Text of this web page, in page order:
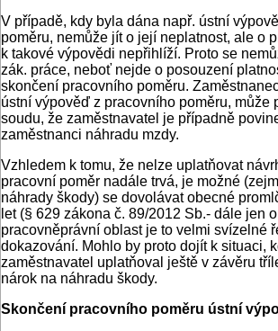
V případě, kdy byla dána např. ústní
poměru, nemůže jít o její neplatnost, ale o
k takové výpovědi nepřihlíží. Proto se
zák. práce, neboť nejde o posouzení
skončení pracovního poměru.
ústní výpověď z pracovního poměru, může
soudu, že zaměstnavatel je případně
zaměstnanci náhradu mzdy.
Vzhledem k tomu, že nelze uplatňovat
pracovní poměr nadále trvá, je možné
náhrady škody) se dovolávat obecné
let (§ 629 zákona č. 89/2012 Sb.- dále jen
pracovněprávní oblast je to velmi svízelné
dokazování. Mohlo by proto dojít k situaci,
zaměstnavatel uplatňoval ještě v závěru
nárok na náhradu škody.
Skončení pracovního poměru ústní